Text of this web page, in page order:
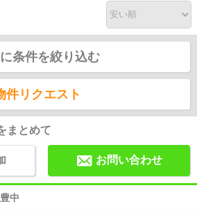
条件を絞り込む
件リクエスト
まとめて
お問い合わせ
中